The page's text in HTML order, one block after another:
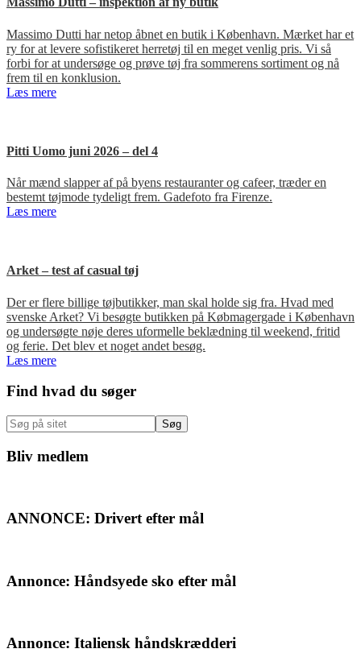
Massimo Dutti har netop åbnet en butik i København. Mærket har et
ry for at levere sofistikeret herretøj til en meget venlig pris. Vi så
forbi for at undersøge og prøve tøj fra sommerens sortiment og nå
frem til en konklusion.
Læs mere
Pitti Uomo juni 2026 – del 4
Når mænd slapper af på byens restauranter og cafeer, træder en
bestemt tøjmode tydeligt frem. Gadefoto fra Firenze.
Læs mere
Arket – test af casual tøj
Der er flere billige tøjbutikker, man skal holde sig fra. Hvad med
svenske Arket? Vi besøgte butikken på Købmagergade i København
og undersøgte nøje deres uformelle beklædning til weekend, fritid
og ferie. Det blev et noget andet besøg.
Læs mere
Primær
Sidebar
Find hvad du søger
Søg
på
sitet
Bliv medlem
ANNONCE: Drivert efter mål
Annonce: Håndsyede sko efter mål
Annonce: Italiensk håndskrædderi